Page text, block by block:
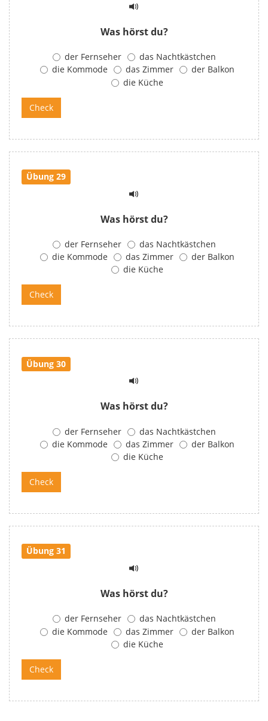
Was hörst du?
der Fernseher
das Nachtkästchen
die Kommode
das Zimmer
der Balkon
die Küche
Übung 29
Was hörst du?
der Fernseher
das Nachtkästchen
die Kommode
das Zimmer
der Balkon
die Küche
Übung 30
Was hörst du?
der Fernseher
das Nachtkästchen
die Kommode
das Zimmer
der Balkon
die Küche
Übung 31
Was hörst du?
der Fernseher
das Nachtkästchen
die Kommode
das Zimmer
der Balkon
die Küche